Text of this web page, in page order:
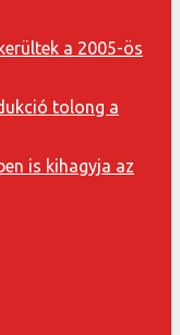
a 2005-ös
tolong a
is kihagyja az